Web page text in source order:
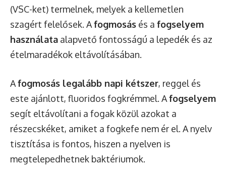
(VSC-ket) termelnek, melyek a kellemetlen
szagért felelősek. Afogmosás és a fogselyem
használata alapvető fontosságú a lepedék és az
ételmaradékok eltávolításában.
Afogmosás legalább napi kétszer, reggel és
este ajánlott, fluoridos fogkrémmel. Afogselyem
segít eltávolítani a fogak közül azokat a
részecskéket, amiket a fogkefe nem ér el. A nyelv
tisztítása is fontos, hiszen a nyelven is
megtelepedhetnek baktériumok.